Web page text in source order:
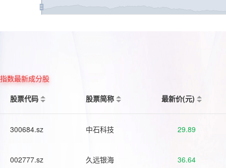
指数最新成分股
股票代码
股票简称 最新价(元)
300684.sz 中石科技 29.89
002777.sz 久远银海 36.64